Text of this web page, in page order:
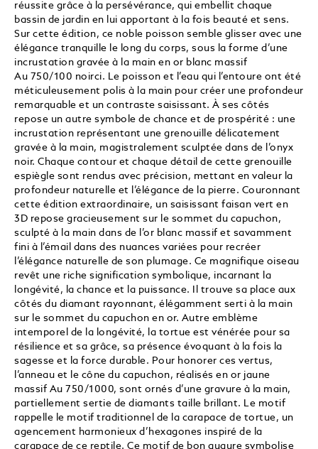
réussite grâce à la persévérance, qui embellit chaque
bassin de jardin en lui apportant à la fois beauté et sens.
Sur cette édition, ce noble poisson semble glisser avec une
élégance tranquille le long du corps, sous la forme d’une
incrustation gravée à la main en or blanc massif
Au 750/100 noirci. Le poisson et l’eau qui l’entoure ont été
méticuleusement polis à la main pour créer une profondeur
remarquable et un contraste saisissant. À ses côtés
repose un autre symbole de chance et de prospérité : une
incrustation représentant une grenouille délicatement
gravée à la main, magistralement sculptée dans de l’onyx
noir. Chaque contour et chaque détail de cette grenouille
espiègle sont rendus avec précision, mettant en valeur la
profondeur naturelle et l’élégance de la pierre. Couronnant
cette édition extraordinaire, un saisissant faisan vert en
3D repose gracieusement sur le sommet du capuchon,
sculpté à la main dans de l’or blanc massif et savamment
fini à l’émail dans des nuances variées pour recréer
l’élégance naturelle de son plumage. Ce magnifique oiseau
revêt une riche signification symbolique, incarnant la
longévité, la chance et la puissance. Il trouve sa place aux
côtés du diamant rayonnant, élégamment serti à la main
sur le sommet du capuchon en or. Autre emblème
intemporel de la longévité, la tortue est vénérée pour sa
résilience et sa grâce, sa présence évoquant à la fois la
sagesse et la force durable. Pour honorer ces vertus,
l’anneau et le cône du capuchon, réalisés en or jaune
massif Au 750/1000, sont ornés d’une gravure à la main,
partiellement sertie de diamants taille brillant. Le motif
rappelle le motif traditionnel de la carapace de tortue, un
agencement harmonieux d’hexagones inspiré de la
carapace de ce reptile. Ce motif de bon augure symbolise